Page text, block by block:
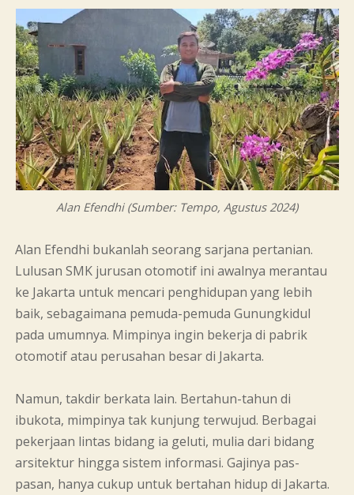
Alan Efendhi (Sumber: Tempo, Agustus 2024)
Alan Efendhi bukanlah seorang sarjana pertanian.
Lulusan SMK jurusan otomotif ini awalnya merantau
ke Jakarta untuk mencari penghidupan yang lebih
baik, sebagaimana pemuda-pemuda Gunungkidul
pada umumnya. Mimpinya ingin bekerja di pabrik
otomotif atau perusahan besar di Jakarta.
Namun, takdir berkata lain. Bertahun-tahun di
ibukota, mimpinya tak kunjung terwujud. Berbagai
pekerjaan lintas bidang ia geluti, mulia dari bidang
arsitektur hingga sistem informasi. Gajinya pas-
pasan, hanya cukup untuk bertahan hidup di Jakarta.